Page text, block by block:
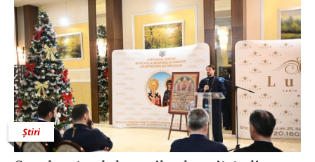
Știri